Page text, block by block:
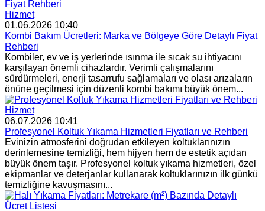
Hizmet
01.06.2026 10:40
Kombi Bakım Ücretleri: Marka ve Bölgeye Göre Detaylı Fiyat
Rehberi
Kombiler, ev ve iş yerlerinde ısınma ile sıcak su ihtiyacını
karşılayan önemli cihazlardır. Verimli çalışmalarını
sürdürmeleri, enerji tasarrufu sağlamaları ve olası arızaların
önüne geçilmesi için düzenli kombi bakımı büyük önem...
Hizmet
06.07.2026 10:41
Profesyonel Koltuk Yıkama Hizmetleri Fiyatları ve Rehberi
Evinizin atmosferini doğrudan etkileyen koltuklarınızın
derinlemesine temizliği, hem hijyen hem de estetik açıdan
büyük önem taşır. Profesyonel koltuk yıkama hizmetleri, özel
ekipmanlar ve deterjanlar kullanarak koltuklarınızın ilk günkü
temizliğine kavuşmasını...